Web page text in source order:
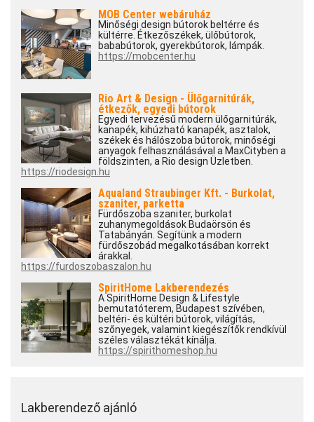
MOB Center webáruház
Minőségi design bútorok beltérre és
kültérre. Étkezőszékek, ülőbútorok,
bababútorok, gyerekbútorok, lámpák.
https://mobcenter.hu
Rio Art & Design - Ülőgarnitúrák,
étkezők, egyedi bútorok
Egyedi tervezésű modern ülőgarnitúrák,
kanapék, kihúzható kanapék, asztalok,
székek és hálószoba bútorok, minőségi
anyagok felhasználásával a MaxCityben a
földszinten, a Rio design Üzletben.
https://riodesign.hu
Aqualand Straubinger Kft. - Burkolat,
szaniter, parketta
Fürdőszoba szaniter, burkolat
zuhanymegoldások Budaörsön és
Tatabányán. Segítünk a modern
fürdőszobád megalkotásában korrekt
árakkal.
https://furdoszobaszalon.hu
SpiritHome Lakberendezés
A SpiritHome Design & Lifestyle
bemutatóterem, Budapest szívében,
beltéri- és kültéri bútorok, világítás,
szőnyegek, valamint kiegészítők rendkívül
széles választékát kínálja.
https://spirithomeshop.hu
Lakberendező ajánló